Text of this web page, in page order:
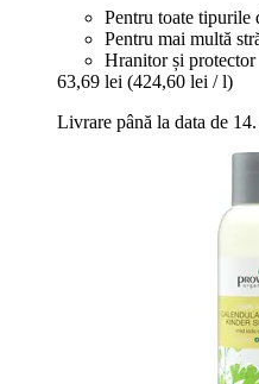
Pentru toate tipurile
Pentru mai multă
Hranitor și protector
63,69 lei (424,60 lei / l)
Livrare până la data de